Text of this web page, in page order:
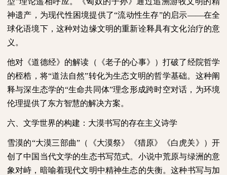
神遗产，为现代性困境提供了“流动性生存”的启示——在全
球化语境下，这种对边缘文明的重新诠释具有文化治疗的意
义。
他对《道德经》的解读（《老子的心事》）打破了经院哲学
的桎梏，将“道法自然”转化为生态文明的哲学基础。这种阐
释与深生态学的“生命共同体”理念形成跨时空对话，为环境
伦理提供了东方智慧的解决方案。
六、文学世界的构建：大漠书写的存在主义诗学
雪漠的“大漠三部曲”（《大漠祭》《猎原》《白虎关》）开
创了中国当代文学的生态书写范式。小说中荒原与绿洲的意
象对峙，暗喻着现代文明中精神生态的失衡。这种书写与加